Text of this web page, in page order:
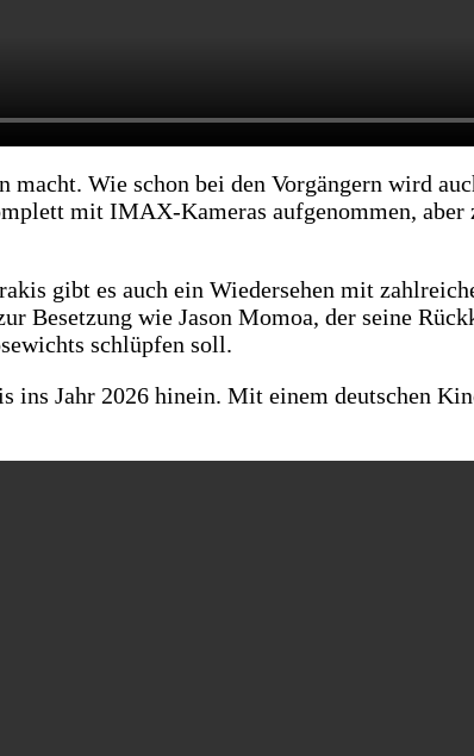
macht. Wie schon bei den Vorgängern wird
mit IMAX-Kameras aufgenommen, aber
gibt es auch ein Wiedersehen mit
Besetzung wie Jason Momoa, der seine
schlüpfen soll.
ins Jahr 2026 hinein. Mit einem deutschen